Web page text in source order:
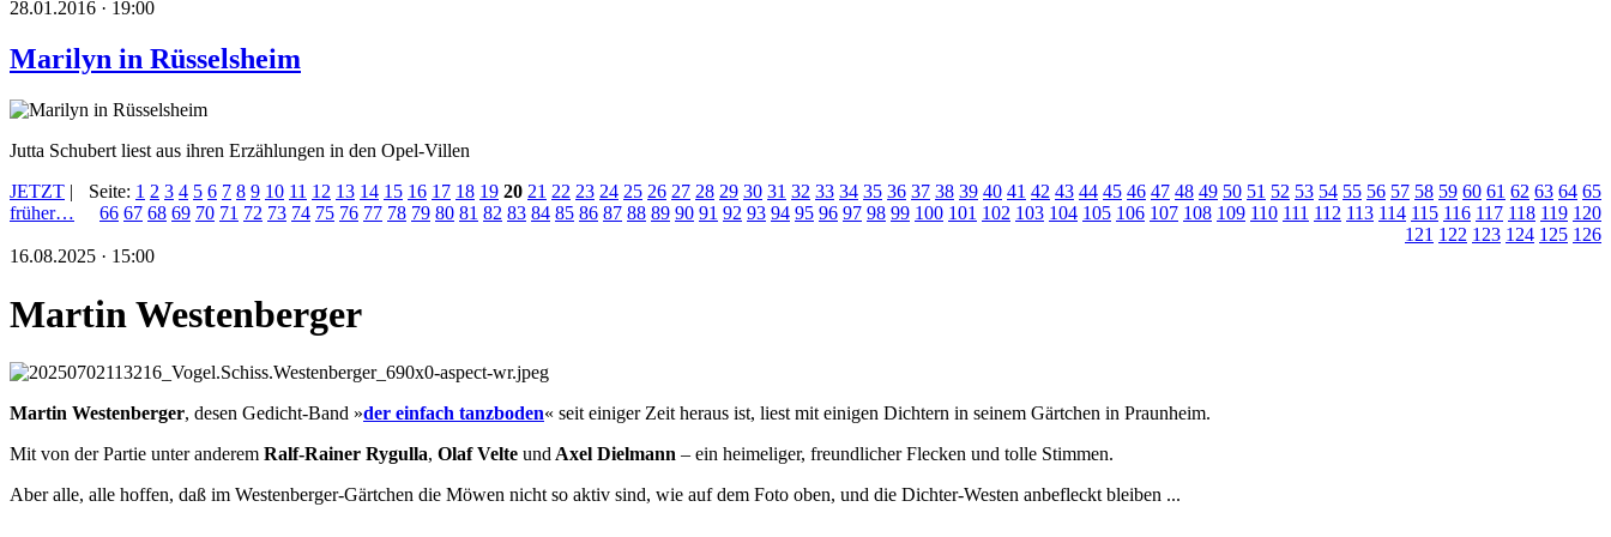
28.01.2016 · 19:00
Marilyn in Rüsselsheim
Jutta Schubert liest aus ihren Erzählungen in den Opel-Villen
JETZT |
früher…
Seite: 1 2 3 4 5 6 7 8 9 10 11 12 13 14 15 16 17 18 19 20 21 22 23 24 25 26 27 28 29 30 31 32 33 34 35 36 37 38 39 40 41 42 43 44 45 46 47 48 49 50 51 52 53 54 55 56 57 58 59 60 61 62 63 64 65
66 67 68 69 70 71 72 73 74 75 76 77 78 79 80 81 82 83 84 85 86 87 88 89 90 91 92 93 94 95 96 97 98 99 100 101 102 103 104 105 106 107 108 109 110 111 112 113 114 115 116 117 118 119 120
121 122 123 124 125 126
16.08.2025 · 15:00
Martin Westenberger
Martin Westenberger, desen Gedicht-Band »der einfach tanzboden« seit einiger Zeit heraus ist, liest mit einigen Dichtern in seinem Gärtchen in Praunheim.
Mit von der Partie unter anderem Ralf-Rainer Rygulla, Olaf Velte undAxel Dielmann – ein heimeliger, freundlicher Flecken und tolle Stimmen.
Aber alle, alle hoffen, daß im Westenberger-Gärtchen die Möwen nicht so aktiv sind, wie auf dem Foto oben, und die Dichter-Westen anbefleckt bleiben ...